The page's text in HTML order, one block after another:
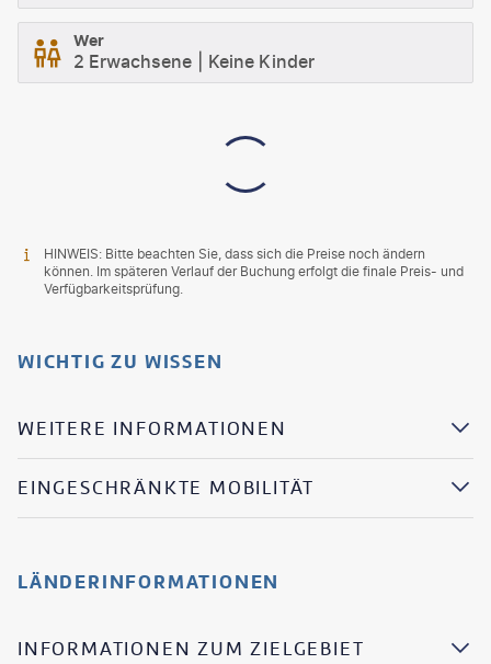
Wer
2 Erwachsene Keine Kinder
HINWEIS: Bitte beachten Sie, dass sich die Preise noch ändern
können. Im späteren Verlauf der Buchung erfolgt die finale Preis- und
Verfügbarkeitsprüfung.
WICHTIG ZU WISSEN
WEITERE INFORMATIONEN
EINGESCHRÄNKTE MOBILITÄT
LÄNDERINFORMATIONEN
INFORMATIONEN ZUM ZIELGEBIET